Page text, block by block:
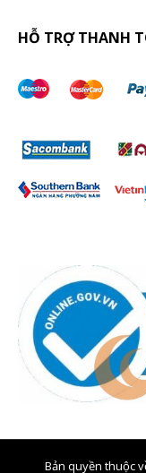
HỖ TRỢ THANH
Bản quyền thuộc